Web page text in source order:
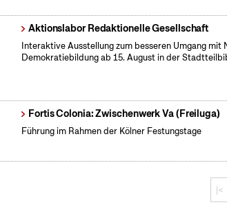
Aktionslabor Redaktionelle Gesellschaft
Interaktive Ausstellung zum besseren Umgang mit
Demokratiebildung ab 15. August in der
Fortis Colonia: Zwischenwerk Va (Freiluga)
Führung im Rahmen der Kölner Festungstage
|<